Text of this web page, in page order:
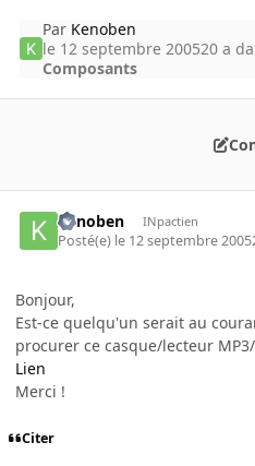
Par Kenoben
le 12 septembre 200520 a
Composants
Kenoben INpactien
Posté(e) le 12 septembre 2005
Bonjour,
Est-ce quelqu'un serait au
procurer ce casque/lecteur MP3/
Lien
Merci !
Citer